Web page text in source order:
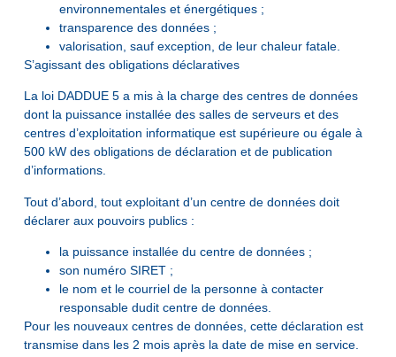
environnementales et énergétiques ;
transparence des données ;
valorisation, sauf exception, de leur chaleur fatale.
S’agissant des obligations déclaratives
La loi DADDUE 5 a mis à la charge des centres de données
dont la puissance installée des salles de serveurs et des
centres d’exploitation informatique est supérieure ou égale à
500 kW des obligations de déclaration et de publication
d’informations.
Tout d’abord, tout exploitant d’un centre de données doit
déclarer aux pouvoirs publics :
la puissance installée du centre de données ;
son numéro SIRET ;
le nom et le courriel de la personne à contacter
responsable dudit centre de données.
Pour les nouveaux centres de données, cette déclaration est
transmise dans les 2 mois après la date de mise en service.